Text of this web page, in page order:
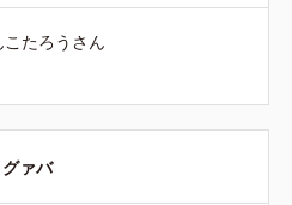
して使いやすいチークでし
ので、複数色持っていると外
点は少し不便に感じます。
こたろうさん
ァバ